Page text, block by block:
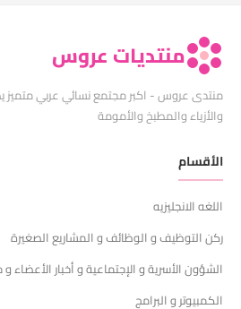
منتديات عروس
منتدى عروس - اكبر مجتمع نسائي عربي
والأزياء والمطبخ والأمومة
الأقسام
اللغه الانجليزيه
ركن التوظيف و الوظائف و المشاريع الصغيرة
الشؤون الأسرية و الإجتماعية و أخبار الأعضاء
الكمبيوتر و البرامج